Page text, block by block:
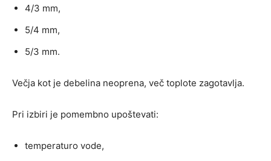
4/3 mm,
5/4 mm,
5/3 mm.
Večja kot je debelina neoprena, več toplote zagotavlja.
Pri izbiri je pomembno upoštevati:
temperaturo vode,